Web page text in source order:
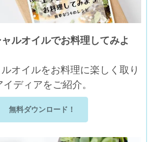
ャルオイルでお料理してみよ
オイルをお料理に楽しく取り
ディアをご紹介。
無料ダウンロード！